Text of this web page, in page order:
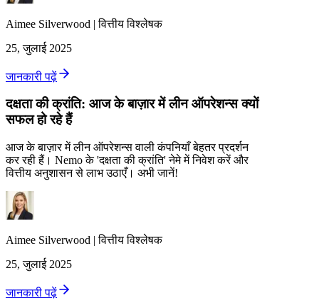
Aimee Silverwood |वित्तीय विश्लेषक
25, जुलाई 2025
जानकारी पढ़ें
दक्षता की क्रांति: आज के बाज़ार में लीन ऑपरेशन्स क्यों
सफल हो रहे हैं
आज के बाज़ार में लीन ऑपरेशन्स वाली कंपनियाँ बेहतर प्रदर्शन
कर रही हैं। Nemo के 'दक्षता की क्रांति' नेमे में निवेश करें और
वित्तीय अनुशासन से लाभ उठाएँ। अभी जानें!
Aimee Silverwood |वित्तीय विश्लेषक
25, जुलाई 2025
जानकारी पढ़ें